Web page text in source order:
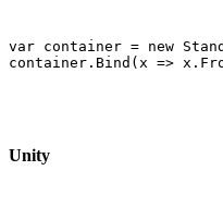
var container = new
container.Bind(x =>
Unity